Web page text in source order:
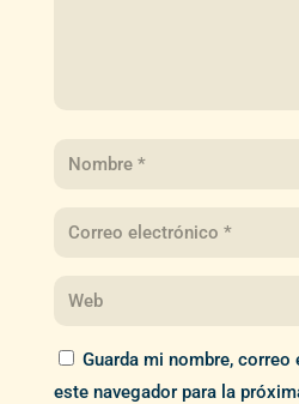
Guarda mi nombre,
este navegador para la